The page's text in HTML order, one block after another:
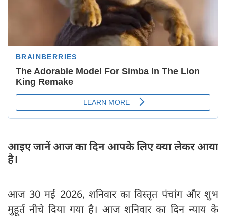
आइए जानें आज का दिन आपके लिए क्या लेकर आया
है।
आज 30 मई 2026, शनिवार का विस्तृत पंचांग और शुभ
मुहूर्त नीचे दिया गया है। आज शनिवार का दिन न्याय के